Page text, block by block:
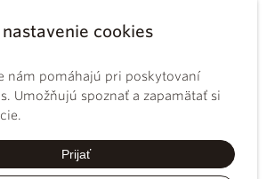
nastavenie cookies
nám pomáhajú pri poskytovaní
Umožňujú spoznať a zapamätať si
Prijať